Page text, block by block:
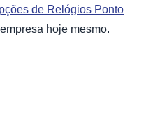
de Relógios Ponto
hoje mesmo.